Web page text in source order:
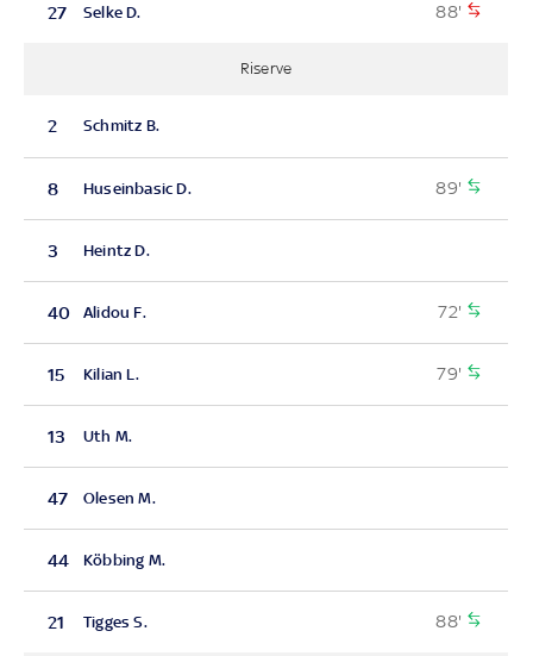
27 Selke D. 88'
Riserve
2 Schmitz B.
8 Huseinbasic D. 89'
3 Heintz D.
40 Alidou F. 72'
15 Kilian L. 79'
13 Uth M.
47 Olesen M.
44 Köbbing M.
21 Tigges S. 88'